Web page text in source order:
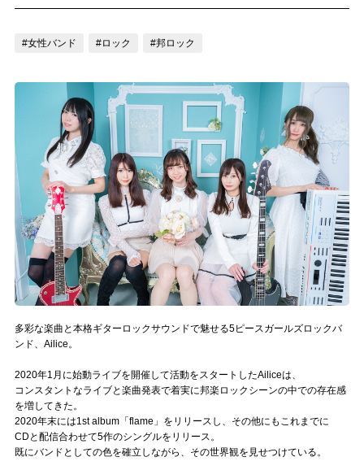
お問い合わせ
ログイン
LINK
muevoクラウドファンディング
muevoコミュニティ
ぶいクラ！by muevo
ぶいコミュ！by muevo
ぶいマガ！ by muevo
Follow us
Official SNS
#女性バンド #ロック #邦ロック
多彩な楽曲と本格ギターロックサウンドで魅せる5ピースガールズロックバ
ンド、Ailice。
2020年1月に始動ライブを開催して活動をスタートしたAiliceは、
コンスタントなライブと楽曲発表で着実に邦楽ロックシーンの中での存在感
を増してきた。
2020年末には1st album「flame」をリリースし、その他にもこれまでに
CDと配信合わせて5作のシングルをリリース。
既にバンドとしての色を確立しながら、その世界観を見せつけている。